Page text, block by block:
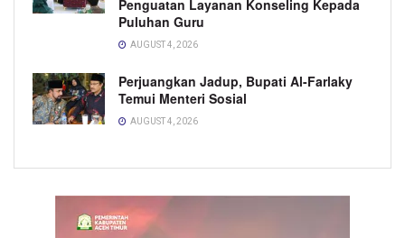
Penguatan Layanan Konseling Kepada
Puluhan Guru
AUGUST 4, 2026
Perjuangkan Jadup, Bupati Al-Farlaky
Temui Menteri Sosial
AUGUST 4, 2026